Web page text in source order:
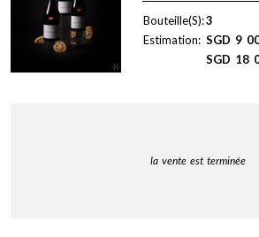
Bouteille(S):3
Estimation: SGD 9
SGD 18
la vente est terminée